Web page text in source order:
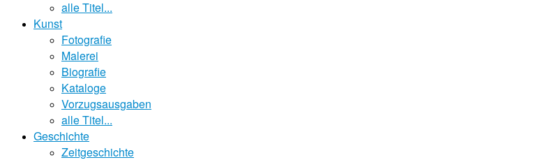
alle Titel...
Kunst
Fotografie
Malerei
Biografie
Kataloge
Vorzugsausgaben
alle Titel...
Geschichte
Zeitgeschichte